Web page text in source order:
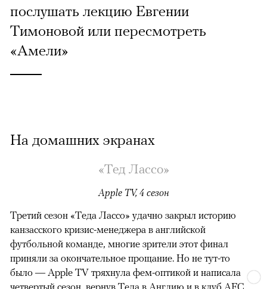
послушать лекцию Евгении
Тимоновой или пересмотреть
«Амели»
На домашних экранах
«Тед Лассо»
Apple TV, 4 сезон
Третий сезон «Теда Лассо» удачно закрыл историю
канзасского кризис-менеджера в английской
футбольной команде, многие зрители этот финал
приняли за окончательное прощание. Но не тут-то
было — Apple TV тряхнула фем-оптикой и написала
четвертый сезон, вернув Теда в Англию и в клуб AFC